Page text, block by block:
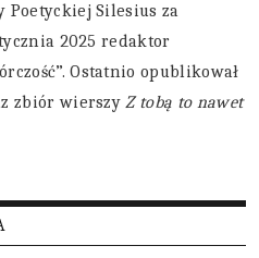
Poetyckiej Silesius za
2025 redaktor
Ostatnio opublikował
zbiór wierszyZ tobą to nawet